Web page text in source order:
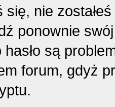
się, nie
ponownie
hasło są
forum, gdyż